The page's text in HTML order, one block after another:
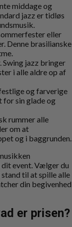
middage og
jazz er tidløs
eller
Denne brasilianske
Swing jazz bringer
i alle aldre op af
og farverige
for sin glade og
rummer alle
om at
og i baggrunden.
event. Vælger du
til at spille alle
din begivenhed
er prisen?